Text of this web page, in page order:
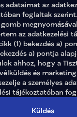
adataimat az
foglaltak szerint.
gomb
az adatkezelési
(1) bekezdés a)
a) pontja
ahhoz, hogy a
és
tájékoztatóban
Küldés